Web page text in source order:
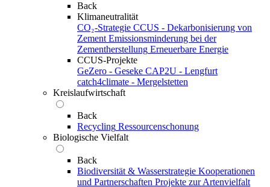
Back
Klimaneutralität
CO₂-Strategie CCUS - Dekarbonisierung von
Zement Emissionsminderung bei der
Zementherstellung Erneuerbare Energie
CCUS-Projekte
GeZero - Geseke CAP2U - Lengfurt
catch4climate - Mergelstetten
Kreislaufwirtschaft
Back
Recycling Ressourcenschonung
Biologische Vielfalt
Back
Biodiversität & Wasserstrategie Kooperationen
und Partnerschaften Projekte zur Artenvielfalt